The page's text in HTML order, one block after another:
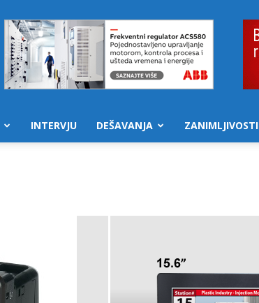
INTERVJU DEŠAVANJA ZANIMLJIVOSTI